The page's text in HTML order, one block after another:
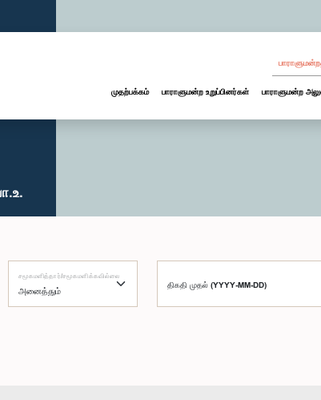
முதற்பக்கம் பாராளுமன்ற உறுப்பினர்கள் பாராளுமன்ற
சமூகமளித்தார்/சமூகமளிக்கவில்லை
திகதி முதல் (YYYY-MM-DD)